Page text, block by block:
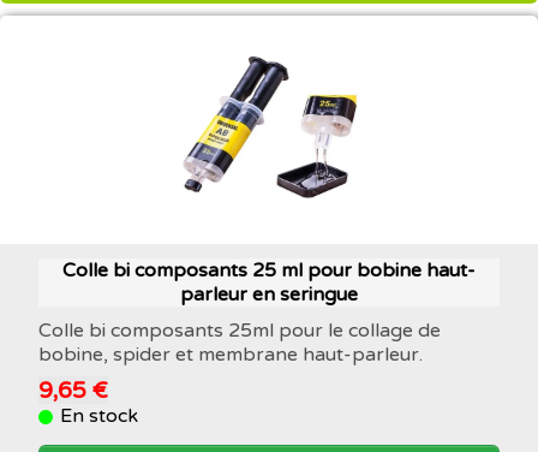
Colle bi composants 25 ml pour bobine haut-
parleur en seringue
Colle bi composants 25ml pour le collage de
bobine, spider et membrane haut-parleur.
9,65 €
En stock